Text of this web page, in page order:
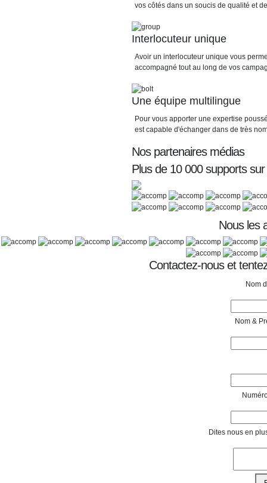
vos côtés dans un soucis de qualité et
Interlocuteur unique
Avoir un interlocuteur unique vous
accompagné tout au long de vos
Une équipe multilingue
Pour vous apporter une expertise
est capable d'échanger dans de très
Nos partenaires médias
Plus de 10 000 supports
Nous les
Contactez-nous et
Nom
Nom &
Dites nous en